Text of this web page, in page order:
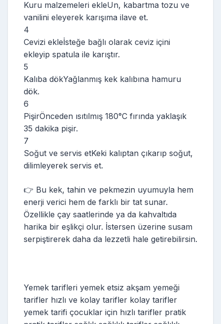
Kuru malzemeleri ekleUn, kabartma tozu ve
vanilini eleyerek karışıma ilave et.
4
Cevizi ekleİsteğe bağlı olarak ceviz içini
ekleyip spatula ile karıştır.
5
Kalıba dökYağlanmış kek kalıbına hamuru
dök.
6
PişirÖnceden ısıtılmış 180°C fırında yaklaşık
35 dakika pişir.
7
Soğut ve servis etKeki kalıptan çıkarıp soğut,
dilimleyerek servis et.
👉 Bu kek, tahin ve pekmezin uyumuyla hem
enerji verici hem de farklı bir tat sunar.
Özellikle çay saatlerinde ya da kahvaltıda
harika bir eşlikçi olur. İstersen üzerine susam
serpiştirerek daha da lezzetli hale getirebilirsin.
Yemek tarifleri yemek etsiz akşam yemeği
tarifler hızlı ve kolay tarifler kolay tarifler
yemek tarifi çocuklar için hızlı tarifler pratik